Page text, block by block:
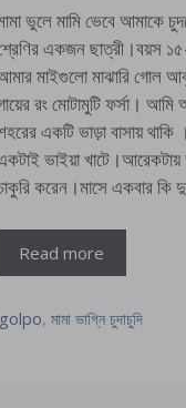
ভুলে মামি ভেবে আমাকে
একজন ছাত্রী।বয়স
মাইগুলো মাঝারি গোল
রং মোটামুটি ফর্সা।
একটি ভাড়া বাসায়
ভাইয়া খাটে।আরেকটায়
করেন।মাসে একবার
Read more
,মামা ভাগ্নি চুদাচুদি